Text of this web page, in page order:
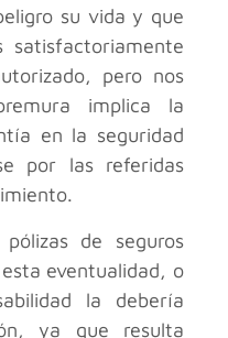
su vida y que
pero nos
implica la
en la seguridad
por las referidas
de seguros
eventualidad, o
la debería
ya que resulta